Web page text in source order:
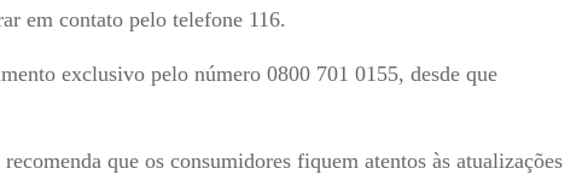
em contato pelo telefone 116.
exclusivo pelo número 0800 701 0155, desde que
que os consumidores fiquem atentos às atualizações